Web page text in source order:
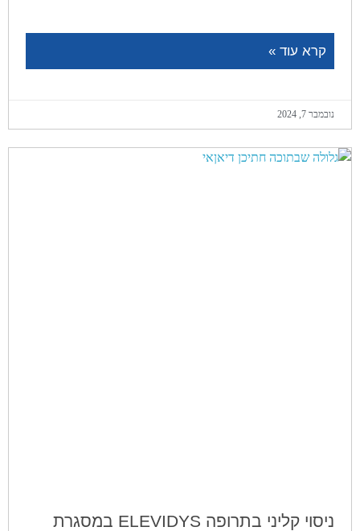
קרא עוד »
נובמבר 7, 2024
ניסוי קליני בתרופה ELEVIDYS במסגרת